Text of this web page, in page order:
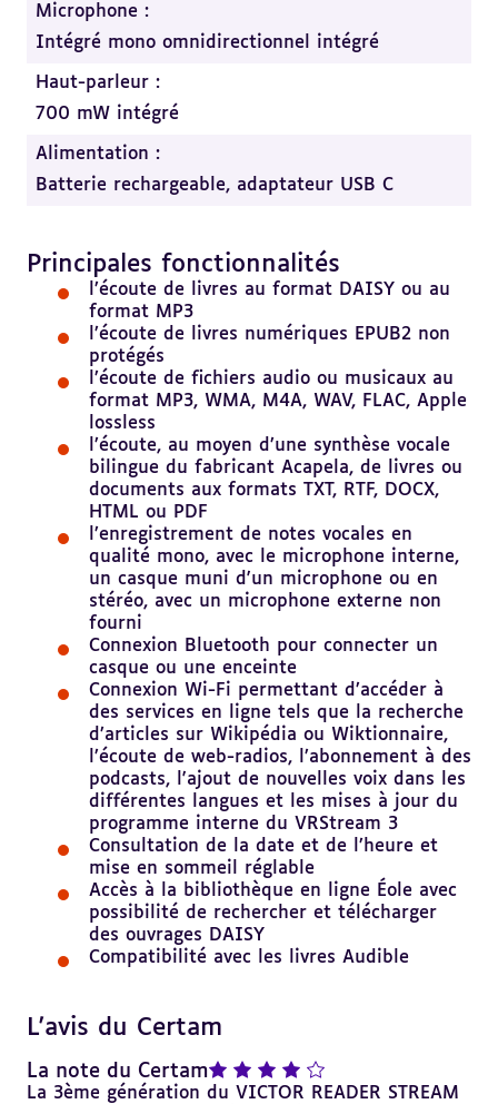
Microphone :
Intégré mono omnidirectionnel intégré
Haut-parleur :
700 mW intégré
Alimentation :
Batterie rechargeable, adaptateur USB C
Principales fonctionnalités
l’écoute de livres au format DAISY ou au
format MP3
l’écoute de livres numériques EPUB2 non
protégés
l’écoute de fichiers audio ou musicaux au
format MP3, WMA, M4A, WAV, FLAC, Apple
lossless
l’écoute, au moyen d’une synthèse vocale
bilingue du fabricant Acapela, de livres ou
documents aux formats TXT, RTF, DOCX,
HTML ou PDF
l’enregistrement de notes vocales en
qualité mono, avec le microphone interne,
un casque muni d'un microphone ou en
stéréo, avec un microphone externe non
fourni
Connexion Bluetooth pour connecter un
casque ou une enceinte
Connexion Wi-Fi permettant d’accéder à
des services en ligne tels que la recherche
d’articles sur Wikipédia ou Wiktionnaire,
l’écoute de web-radios, l’abonnement à des
podcasts, l'ajout de nouvelles voix dans les
différentes langues et les mises à jour du
programme interne du VRStream 3
Consultation de la date et de l’heure et
mise en sommeil réglable
Accès à la bibliothèque en ligne Éole avec
possibilité de rechercher et télécharger
des ouvrages DAISY
Compatibilité avec les livres Audible
Revenir
sommaire
L'avis du Certam
La note du Certamnote : 4 sur 5
La 3ème génération du VICTOR READER STREAM
Revenir
sommaire